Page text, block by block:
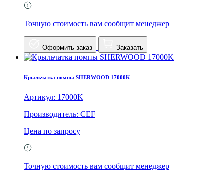
Точную стоимость вам сообщит менеджер
Оформить заказ Заказать
Крыльчатка помпы SHERWOOD 17000K
Артикул: 17000K
Производитель: CEF
Цена по запросу
Точную стоимость вам сообщит менеджер